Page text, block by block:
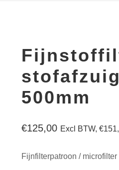
500mm
€125,00 Excl BTW, €
Fijnfilterpatroon / microfilter